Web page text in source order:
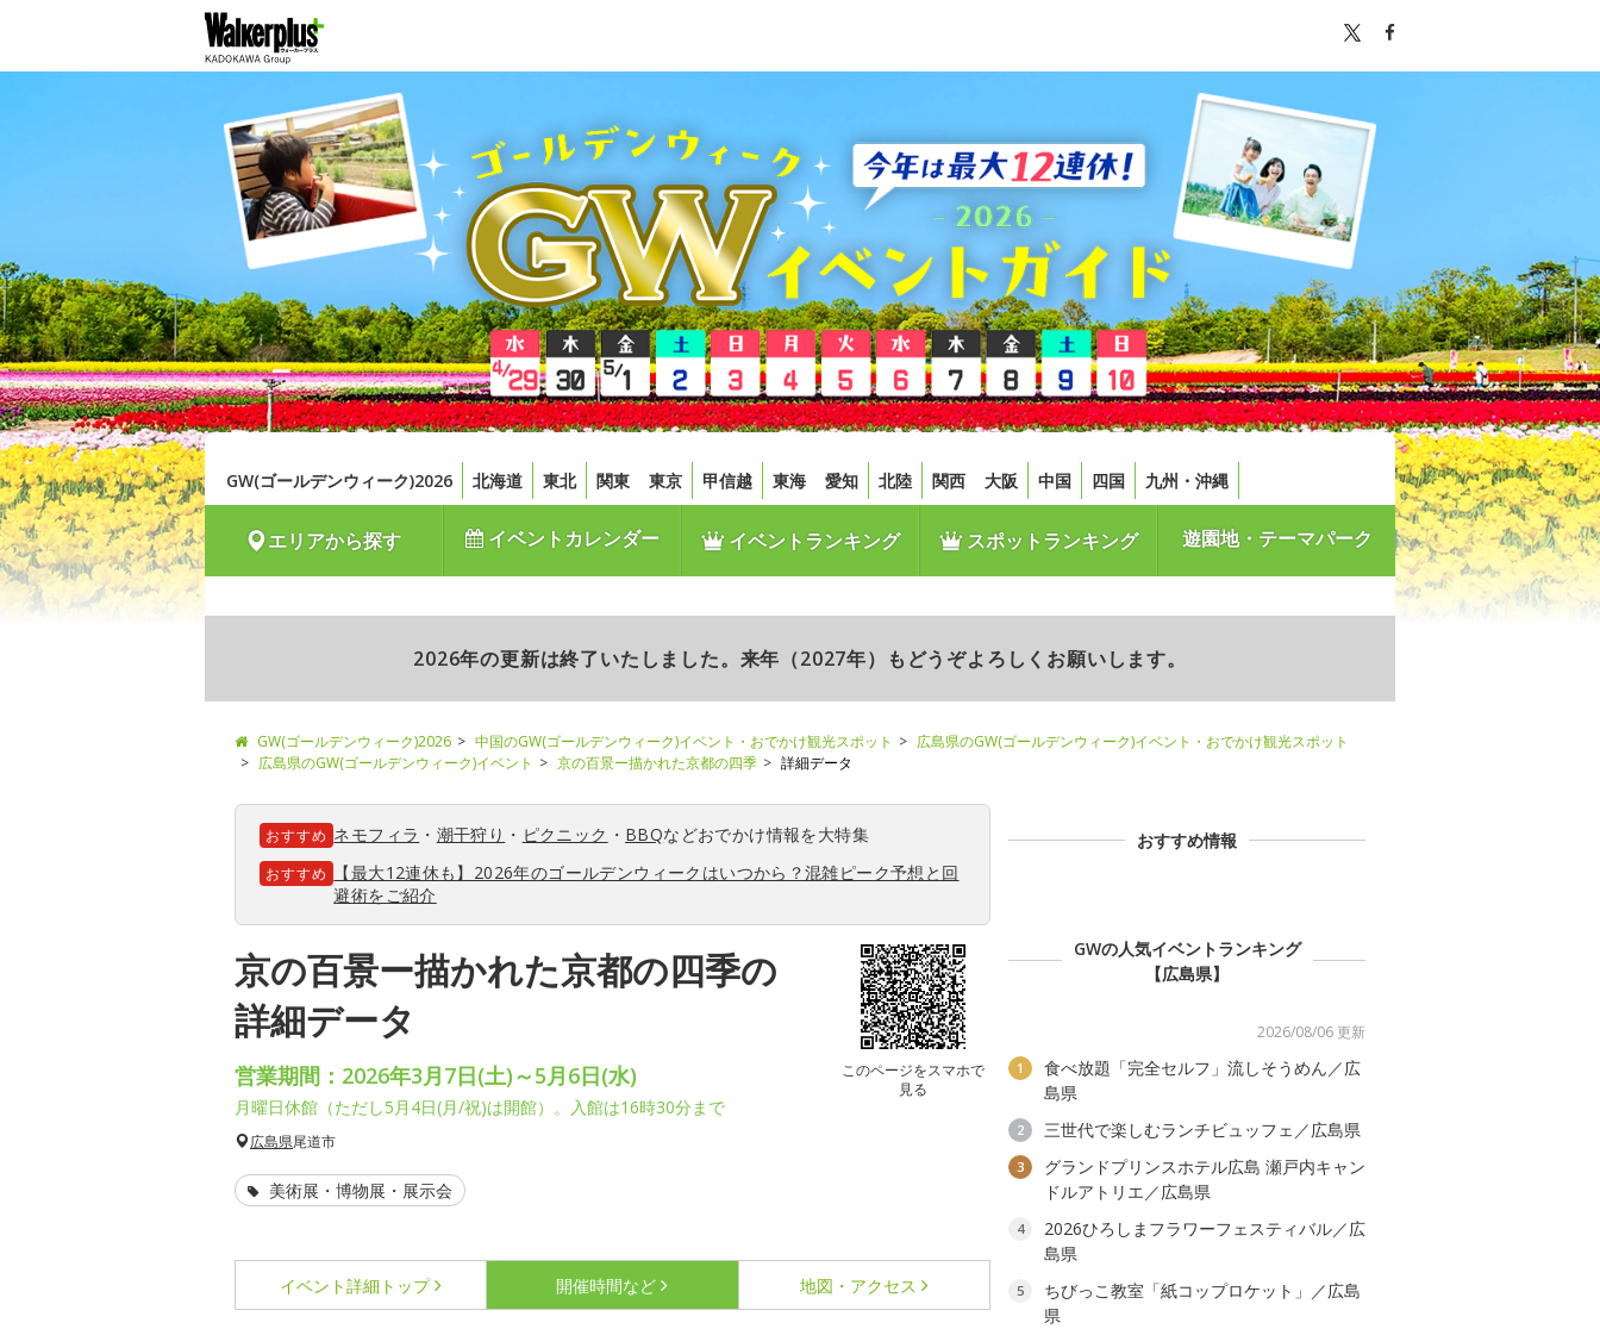
GW(ゴールデンウィーク)2026 北海道 東北 関東 東京 甲信越 東海 愛知 北陸 関西 大阪 中国 四国 九州・沖縄
エリアから探す イベントカレンダー イベントランキング スポットランキング 遊園地・テーマパーク
2026年の更新は終了いたしました。来年（2027年）もどうぞよろしくお願いします。
GW(ゴールデンウィーク)2026 中国のGW(ゴールデンウィーク)イベント・おでかけ観光スポット
広島県のGW(ゴールデンウィーク)イベント・おでかけ観光スポット
広島県のGW(ゴールデンウィーク)イベント
京の百景ー描かれた京都の四季 詳細データ
おすすめ ネモフィラ ・ 潮干狩り ・ ピクニック ・ BBQなどおでかけ情報を大特集
おすすめ
【最大12連休も】2026年のゴールデンウィークはいつから？混雑ピーク予想と回
避術をご紹介
京の百景ー描かれた京都の四季の
詳細データ
このページをスマホで
見る
営業期間：2026年3月7日(土)～5月6日(水)
月曜日休館（ただし5月4日(月/祝)は開館）。入館は16時30分まで
広島県尾道市
美術展・博物展・展示会
イベント詳細 トップ 開催時間など 地図・アクセス
おすすめ情報
GWの人気イベントランキング
【広島県】
2026/08/06 更新
1
食べ放題「完全セルフ」流しそうめん／広
島県
2 三世代で楽しむランチビュッフェ／広島県
3
グランドプリンスホテル広島 瀬戸内キャン
ドルアトリエ／広島県
4
2026ひろしまフラワーフェスティバル／広
島県
5
ちびっこ教室「紙コップロケット」／広島
県